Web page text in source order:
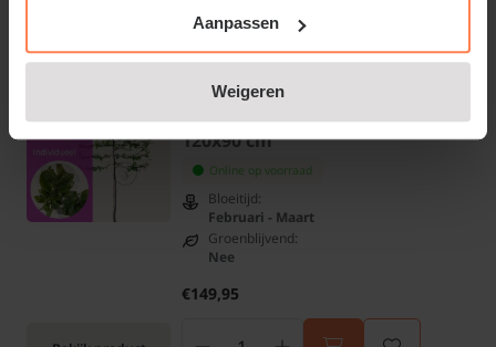
Aanpassen
Weigeren
Parrotia persica leiboom - Rek
120x90 cm
Online op voorraad
Bloeitijd:
Februari - Maart
Groenblijvend:
Nee
€149,95